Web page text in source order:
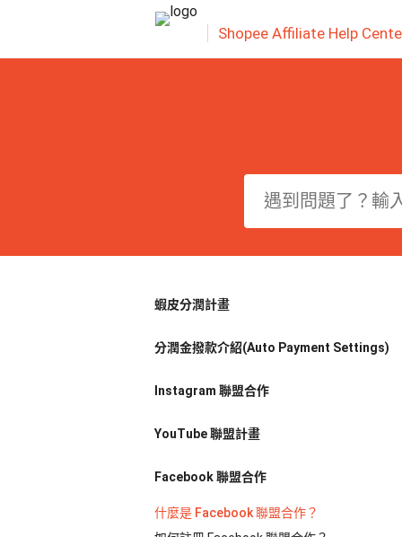
Shopee Affiliate Help
蝦皮分潤計畫
分潤金撥款介紹(Auto Payment Settings)
Instagram 聯盟合作
YouTube 聯盟計畫
Facebook 聯盟合作
什麼是 Facebook 聯盟合作？